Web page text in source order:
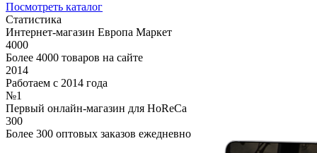
Посмотреть каталог
Статистика
Интернет-магазин Европа Маркет
4000
Более 4000 товаров на сайте
2014
Работаем с 2014 года
№1
Первый онлайн-магазин для HoReCa
300
Более 300 оптовых заказов ежедневно